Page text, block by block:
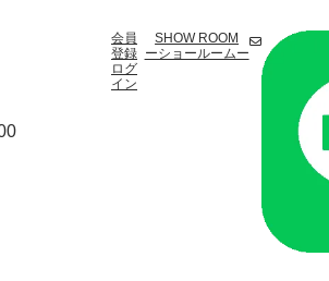
会員
登録
ログ
イン
SHOW ROOM
ーショールームー